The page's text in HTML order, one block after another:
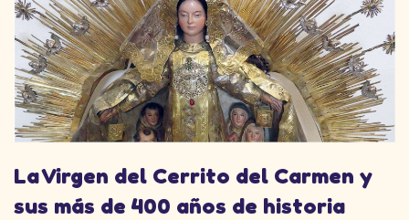
La Virgen del Cerrito del Carmen y
sus más de 400 años de historia